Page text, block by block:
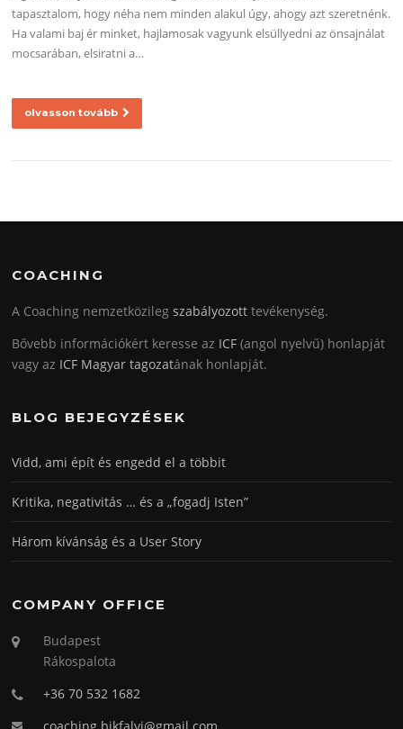
tapasztalom, hogy néha nem minden alakul úgy, ahogy azt szeretnénk.
Ha valami baj ér minket, hajlamosak vagyunk elsüllyedni az önsajnálat
mocsarában, elsiratni a…
olvasson tovább
COACHING
A Coaching nemzetközilegszabályozott tevékenység.
Bővebb információkért keresse az ICF (angol nyelvű) honlapját
vagy az ICF Magyar tagozatának honlapját.
BLOG BEJEGYZÉSEK
Vidd, ami épít és engedd el a többit
Kritika, negativitás … és a „fogadj Isten”
Három kívánság és a User Story
COMPANY OFFICE
Budapest
Rákospalota
+36 70 532 1682